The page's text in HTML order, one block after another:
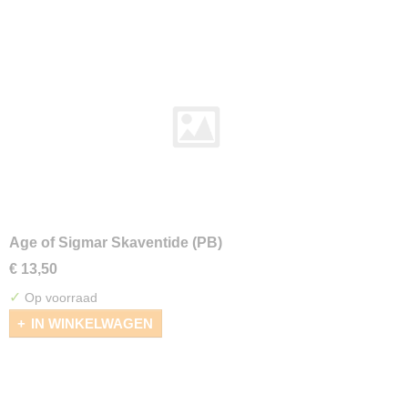
Age of Sigmar Skaventide (PB)
€ 13,50
✓ Op voorraad
IN WINKELWAGEN